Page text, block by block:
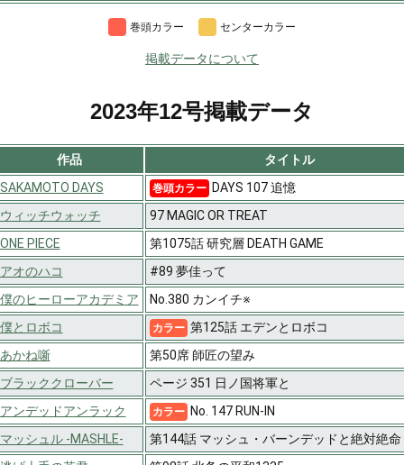
巻頭カラー センターカラー
掲載データについて
2023年12号掲載データ
作品
タイトル
SAKAMOTO DAYS 巻頭カラー
DAYS 107 追憶
ウィッチウォッチ
97 MAGIC OR TREAT
ONE PIECE
第1075話 研究層 DEATH GAME
アオのハコ
#89 夢佳って
僕のヒーローアカデミア
No.380 カンイチ※
僕とロボコ カラー 第125話 エデンとロボコ
あかね噺
第50席 師匠の望み
ブラッククローバー
ページ 351 日ノ国将軍と
アンデッドアンラック カラー
No. 147 RUN-IN
マッシュル -MASHLE-
第144話 マッシュ・バーンデッドと絶対絶命